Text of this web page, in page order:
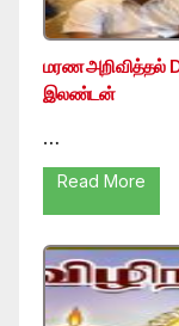
மரண அறிவித்தல்
இலண்டன்
…
Read More